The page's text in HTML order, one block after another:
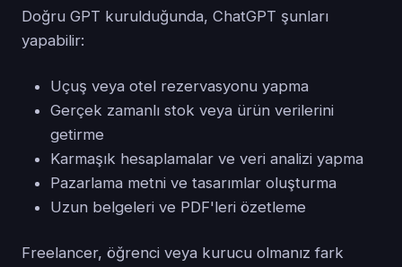
Doğru GPT kurulduğunda, ChatGPT şunları
yapabilir:
Uçuş veya otel rezervasyonu yapma
Gerçek zamanlı stok veya ürün verilerini
getirme
Karmaşık hesaplamalar ve veri analizi yapma
Pazarlama metni ve tasarımlar oluşturma
Uzun belgeleri ve PDF'leri özetleme
Freelancer, öğrenci veya kurucu olmanız fark